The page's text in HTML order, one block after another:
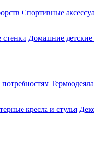
Спортивные
Домашние
Термоодеяла
кресла и стулья